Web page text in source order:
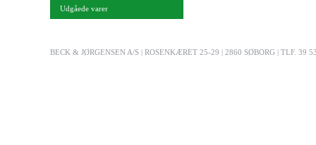
Udgåede varer
BECK & JØRGENSEN A/S | ROSENKÆRET 25-29 | 2860 SØBORG | TLF. 39